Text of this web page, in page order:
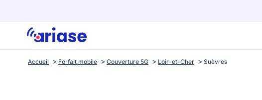
Accueil Forfait mobile Couverture 5G Loir-et-Cher Suèvres